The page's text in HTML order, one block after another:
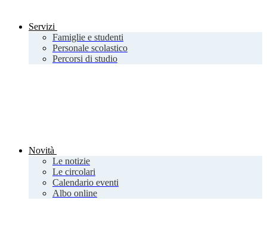
Servizi
Famiglie e studenti
Personale scolastico
Percorsi di studio
Novità
Le notizie
Le circolari
Calendario eventi
Albo online